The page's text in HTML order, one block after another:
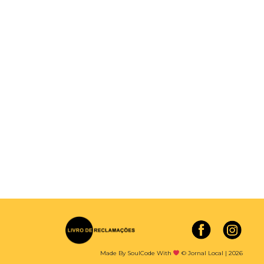
Made By SoulCode With © Jornal Local | 2026